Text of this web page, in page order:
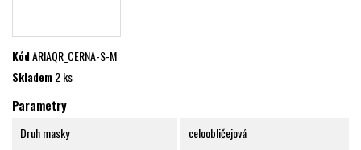
KódARIAQR_CERNA-S-M
Skladem2 ks
Parametry
Druh masky celoobličejová